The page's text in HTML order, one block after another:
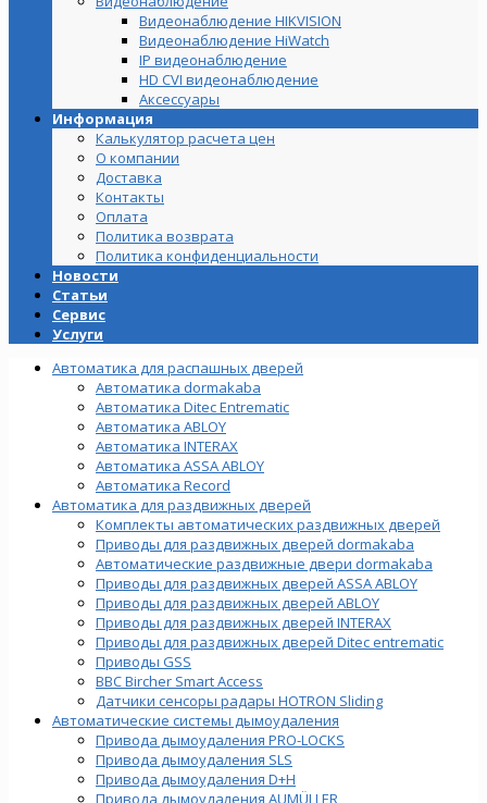
Видеонаблюдение HIKVISION
Видеонаблюдение HiWatch
IP видеонаблюдение
HD CVI видеонаблюдение
Аксессуары
Информация
Калькулятор расчета цен
О компании
Доставка
Контакты
Оплата
Политика возврата
Политика конфиденциальности
Новости
Статьи
Сервис
Услуги
Автоматика для распашных дверей
Автоматика dormakaba
Автоматика Ditec Entrematic
Автоматика ABLOY
Автоматика INTERAX
Автоматика ASSA ABLOY
Автоматика Record
Автоматика для раздвижных дверей
Комплекты автоматических раздвижных дверей
Приводы для раздвижных дверей dormakaba
Автоматические раздвижные двери dormakaba
Приводы для раздвижных дверей ASSA ABLOY
Приводы для раздвижных дверей ABLOY
Приводы для раздвижных дверей INTERAX
Приводы для раздвижных дверей Ditec entrematic
Приводы GSS
BBC Bircher Smart Access
Датчики сенсоры радары HOTRON Sliding
Автоматические системы дымоудаления
Привода дымоудаления PRO-LOCKS
Привода дымоудаления SLS
Привода дымоудаления D+H
Привода дымоудаления AUMÜLLER